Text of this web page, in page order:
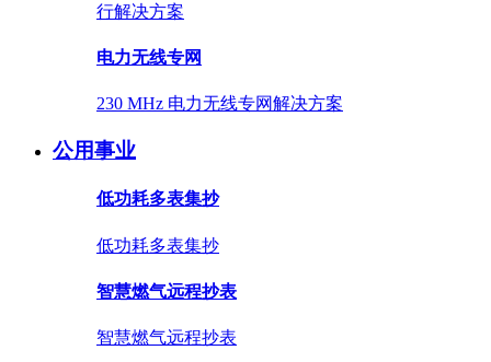
行解决方案
电力无线专网
230 MHz 电力无线专网解决方案
公用事业
低功耗多表集抄
低功耗多表集抄
智慧燃气远程抄表
智慧燃气远程抄表